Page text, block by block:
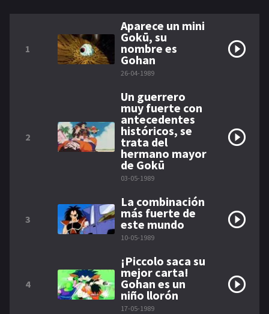
1
Aparece un mini
Gokū, su
nombre es
Gohan
26-04-1989
2
Un guerrero
muy fuerte con
antecedentes
históricos, se
trata del
hermano mayor
de Gokū
03-05-1989
3
La combinación
más fuerte de
este mundo
10-05-1989
4
¡Piccolo saca su
mejor carta!
Gohan es un
niño llorón
17-05-1989